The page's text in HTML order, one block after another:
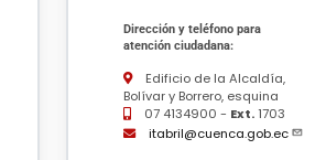
Dirección y teléfono para
atención ciudadana:
Edificio de la Alcaldía,
Bolívar y Borrero, esquina
07 4134900 - Ext.1703
itabril@cuenca.gob.ec